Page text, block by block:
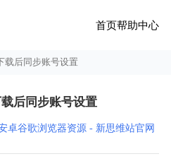
首页帮助中心
载后同步账号设置
后同步账号设置
卓谷歌浏览器资源 - 新思维站官网